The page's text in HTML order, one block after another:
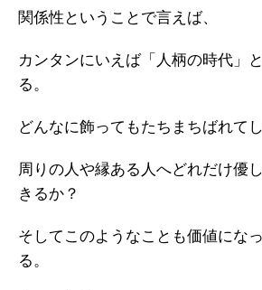
関係性ということで言えば、
カンタンにいえば「人柄の時代」
る。
どんなに飾ってもたちまちばれてし
周りの人や縁ある人へどれだけ優
きるか？
そしてこのようなことも価値にな
る。